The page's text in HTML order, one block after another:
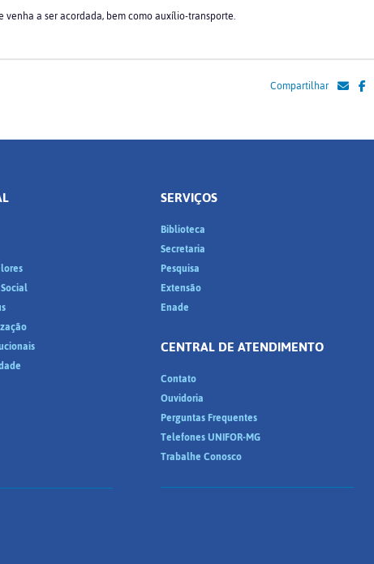
a ser acordada, bem como auxílio-transporte.
Compartilhar
SERVIÇOS
Biblioteca
Secretaria
Pesquisa
Extensão
Enade
CENTRAL DE ATENDIMENTO
Contato
Ouvidoria
Perguntas Frequentes
Telefones UNIFOR-MG
Trabalhe Conosco